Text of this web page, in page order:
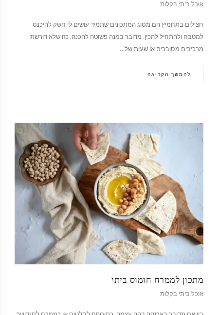
אוכל ביתי בקלות
חצילים בתחמיץ הם מסוג המתכונים שתמיד עושים לי חשק להיכנס
למטבח ולהתחיל להכין. מדובר במנה פשוטה להכנה, כזו שלא דורשת
מרכיבים מסובכים או שעות של…
להמשך הקריאה
מתכון לממרח חומוס ביתי
אוכל ביתי בקלות